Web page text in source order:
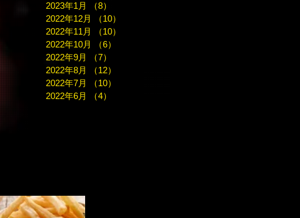
2023年1月
（8）
2022年12月
（10）
2022年11月
（10）
2022年10月
（6）
2022年9月
（7）
2022年8月
（12）
2022年7月
（10）
2022年6月
（4）